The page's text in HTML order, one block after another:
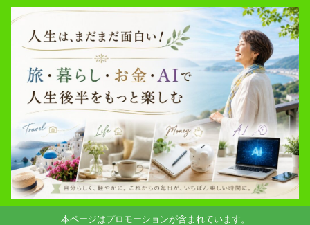
本ページはプロモーションが含まれています。